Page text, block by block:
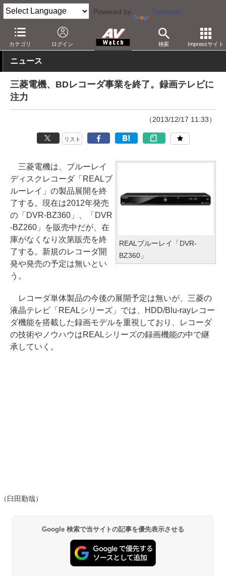
Powered by Translate
カテゴリ ログイン 検索 Impressサイト
AV Watch 製品 レコーダ その他
ニュース
三菱電機、BDレコーダ事業を終了。録画テレビに
注力
（2013/12/17 11:33）
リスト
REALブルーレイ「DVR-
BZ360」
三菱電機は、ブルーレイ
ディスクレコーダ「REALブ
ルーレイ」の製品展開を終
了する。現在は2012年発売
の「DVR-BZ360」、「DVR
-BZ260」を販売中だが、在
庫がなくなり次第販売を終
了する。新規のレコーダ開
発や発売の予定は無いとい
う。
レコーダ単体製品の今後の展開予定は無いが、三菱の
液晶テレビ「REALシリーズ」では、HDD/Blu-rayレコー
ダ機能を搭載した録画モデルを重視しており、レコーダ
の技術やノウハウはREALシリーズの録画機能の中で継
承していく。
（臼田勤哉）
Google 検索で当サイトの記事を優先表示させる